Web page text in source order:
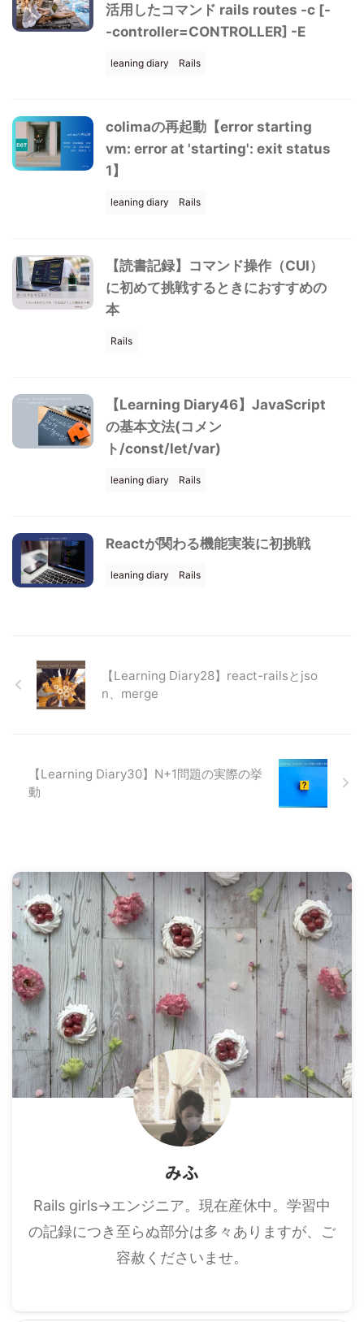
活用したコマンド rails routes -c [-
-controller=CONTROLLER] -E
leaning diary Rails
colimaの再起動【error starting
vm: error at 'starting': exit status
1】
leaning diary Rails
【読書記録】コマンド操作（CUI）
に初めて挑戦するときにおすすめの
本
Rails
【Learning Diary46】JavaScript
の基本文法(コメン
ト/const/let/var)
leaning diary Rails
Reactが関わる機能実装に初挑戦
leaning diary Rails
【Learning Diary28】react-railsとjso
n、merge
【Learning Diary30】N+1問題の実際の挙
動
みふ
Rails girls→エンジニア。現在産休中。学習中
の記録につき至らぬ部分は多々ありますが、ご
容赦くださいませ。